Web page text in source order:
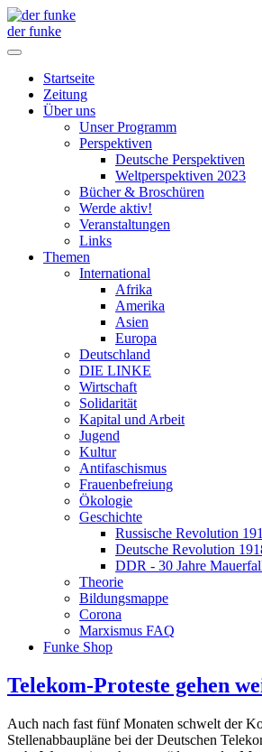
der funke
Startseite
Zeitung
Über uns
Unser Programm
Perspektiven
Deutsche Perspektiven
Weltperspektiven 2023
Bücher & Broschüren
Werde aktiv!
Veranstaltungen
Links
Themen
International
Afrika
Amerika
Asien
Europa
Deutschland
DIE LINKE
Wirtschaft
Solidarität
Kapital und Arbeit
Jugend
Kultur
Antifaschismus
Frauenbefreiung
Ökologie
Geschichte
Russische Revolution
Deutsche Revolution
DDR - 30 Jahre
Theorie
Bildungsmappe
Corona
Marxismus FAQ
Funke Shop
Telekom-Proteste gehen
Auch nach fast fünf Monaten schwelt der
Stellenabbaupläne bei der Deutschen